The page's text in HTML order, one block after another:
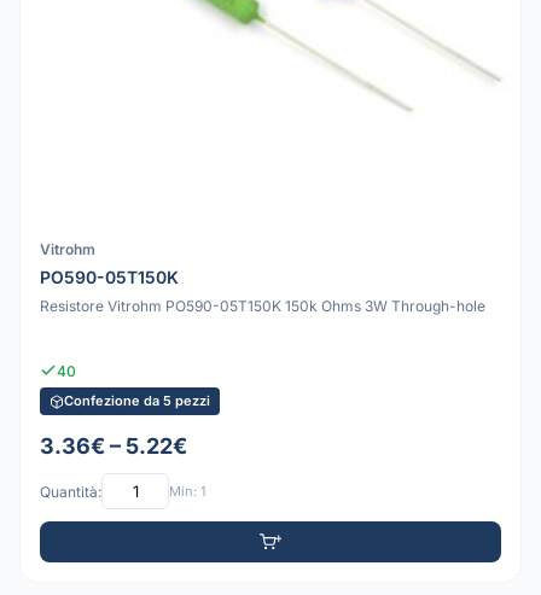
Vitrohm
PO590-05T150K
Resistore Vitrohm PO590-05T150K 150k Ohms 3W Through-hole
40
Confezione da 5 pezzi
3.36€ – 5.22€
Quantità: Min: 1